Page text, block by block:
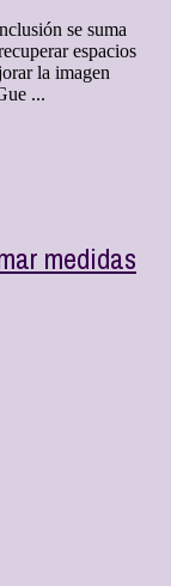
se suma
espacios
la imagen
...
medidas